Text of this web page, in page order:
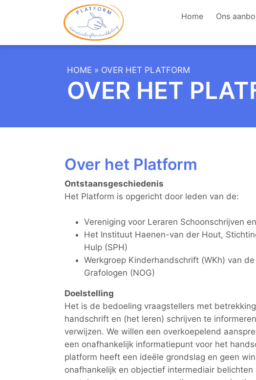
Home Ons
HOME » OVER HET PLATFORM
OVER HET
Over het Platform
Ontstaansgeschiedenis
Het Platform is opgericht door leden van de:
Vereniging voor Leraren Schoonschrijven
Het Instituut Haenen-van der Hout,
Hulp (SPH)
Werkgroep Kinderhandschrift (WKh) van
Grafologen (NOG)
Doelstelling
Het is de bedoeling vraagstellers met
handschrift en (het leren) schrijven te
verwijzen. We willen een overkoepelend
een onafhankelijk informatiepunt voor het
platform heeft een ideële grondslag en geen
onafhankelijk en objectief intermediair